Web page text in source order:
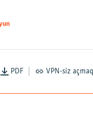
PDF VPN-siz açmaq